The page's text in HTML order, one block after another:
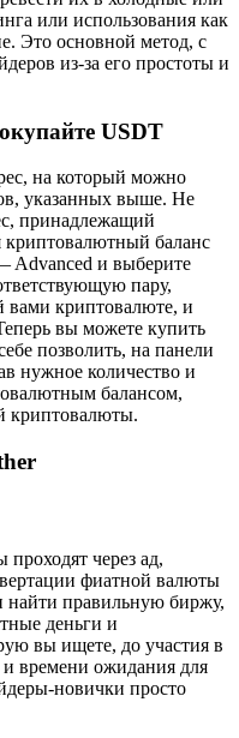
или использования как
Это основной метод, с
из-за его простоты и
USDT
на который можно
указанных выше. Не
принадлежащий
криптовалютный баланс
Advanced и выберите
пару,
вами криптовалюте, и
вы можете купить
позволить, на панели
нужное количество и
балансом,
криптовалюты.
через ад,
фиатной валюты
найти правильную биржу,
деньги и
вы ищете, до участия в
и времени ожидания для
новички просто